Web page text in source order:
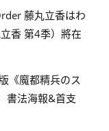
藤丸立香はわ
香 第4季）將在
《魔都精兵のス
書法海報&首支